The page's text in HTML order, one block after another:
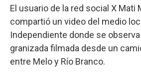
El usuario de la red social X Mati
compartió un video del medio
Independiente donde se
granizada filmada desde un
entre Melo y Río Branco.